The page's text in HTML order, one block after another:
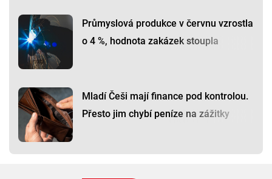
Průmyslová produkce v červnu vzrostla
o 4 %, hodnota zakázek stoupla
Mladí Češi mají finance pod kontrolou.
Přesto jim chybí peníze na zážitky